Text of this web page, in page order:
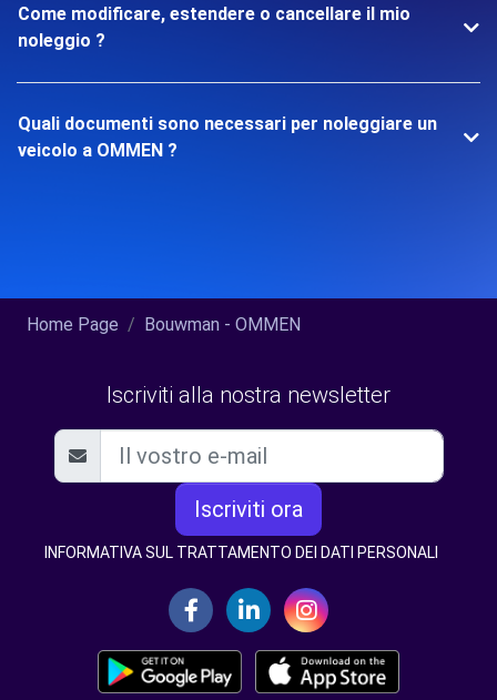
Come modificare, estendere o cancellare il mio
noleggio ?
Quali documenti sono necessari per noleggiare un
veicolo a OMMEN ?
Home Page Bouwman - OMMEN
Iscriviti alla nostra newsletter
Iscriviti ora
INFORMATIVA SUL TRATTAMENTO DEI DATI PERSONALI